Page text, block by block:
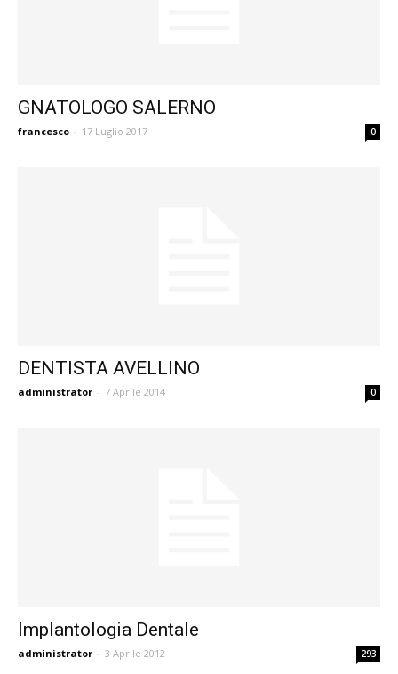
GNATOLOGO SALERNO
francesco - 17 Luglio 2017 0
DENTISTA AVELLINO
administrator - 7 Aprile 2014 0
Implantologia Dentale
administrator - 3 Aprile 2012 293